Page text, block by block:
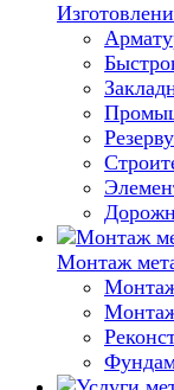
Монтаж